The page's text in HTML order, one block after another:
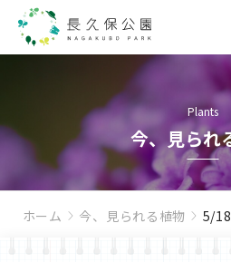
Plants
今、見られ
ホーム 今、見られる植物 5/